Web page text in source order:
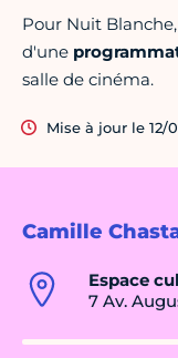
Camille
Espace
7 Av.
Pour Nuit
d'une
salle de cinéma.
Mise à jour le 12/